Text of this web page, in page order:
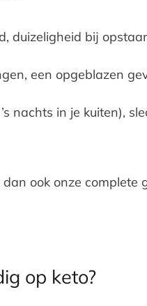
duizeligheid bij
een opgeblazen
nachts in je kuiten),
ook onze complete
op keto?